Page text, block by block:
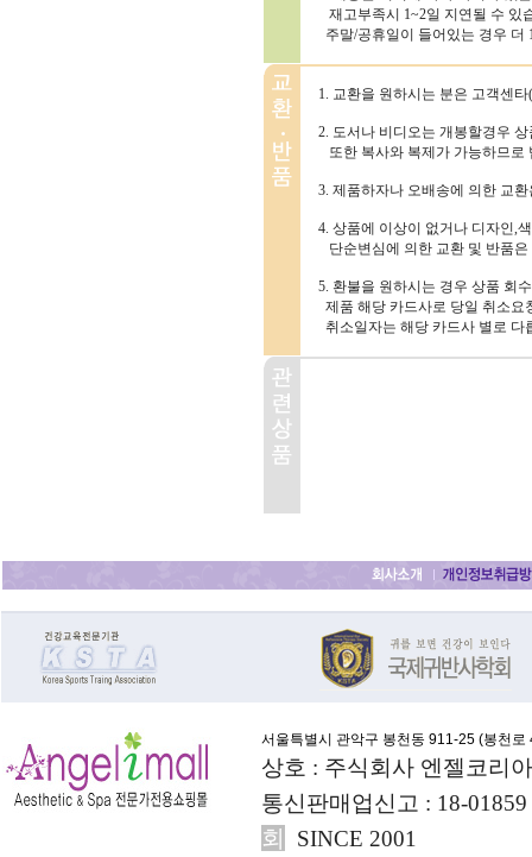
재고부족시 1~2일 지연될 수 있
주말/공휴일이 들어있는 경우 더
1. 교환을 원하시는 분은 고객센
2. 도서나 비디오는 개봉할경우
또한 복사와 복제가 가능하므로
3. 제품하자나 오배송에 의한 교
4. 상품에 이상이 없거나 디자인,
단순변심에 의한 교환 및 반품
5. 환불을 원하시는 경우 상품 회
제품 해당 카드사로 당일 취소요
취소일자는 해당 카드사 별로 다
서울특별시 관악구 봉천동 911-25 (봉천로
상호 : 주식회사 엔젤코리
통신판매업신고 : 18-
회
SINCE 2001